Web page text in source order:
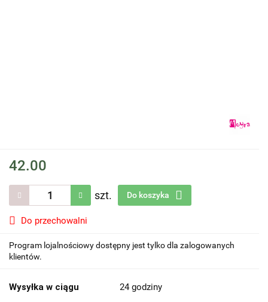
42.00
szt. Do koszyka
Do przechowalni
Program lojalnościowy dostępny jest tylko dla zalogowanych
klientów.
Wysyłka w ciągu 24 godziny